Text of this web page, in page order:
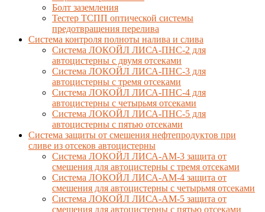
Болт заземления
Тестер ТСПП оптической системы
предотвращения перелива
Cистема контроля полноты налива и слива
Система ЛОКОЙЛ ЛИСА-ПНС-2 для
автоцистерны с двумя отсеками
Система ЛОКОЙЛ ЛИСА-ПНС-3 для
автоцистерны с тремя отсеками
Система ЛОКОЙЛ ЛИСА-ПНС-4 для
автоцистерны с четырьмя отсеками
Система ЛОКОЙЛ ЛИСА-ПНС-5 для
автоцистерны с пятью отсеками
Система защиты от смешения нефтепродуктов при
сливе из отсеков автоцистерны
Система ЛОКОЙЛ ЛИСА-AM-3 защита от
смешения для автоцистерны с тремя отсеками
Система ЛОКОЙЛ ЛИСА-AM-4 защита от
смешения для автоцистерны с четырьмя отсеками
Система ЛОКОЙЛ ЛИСА-AM-5 защита от
смешения для автоцистерны с пятью отсеками